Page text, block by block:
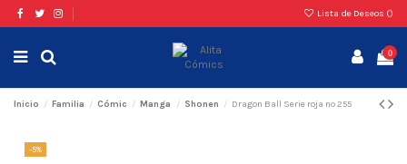
Lista de Deseos ()
0
Inicio Familia Cómic Manga Shonen Dragon Ball Serie roja nº 255
-5%